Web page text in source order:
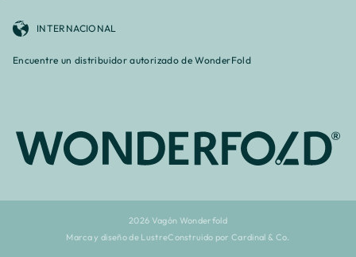
INTERNACIONAL
Encuentre un distribuidor autorizado de WonderFold
2026 Vagón Wonderfold
Marca y diseño de LustreConstruido por Cardinal & Co.